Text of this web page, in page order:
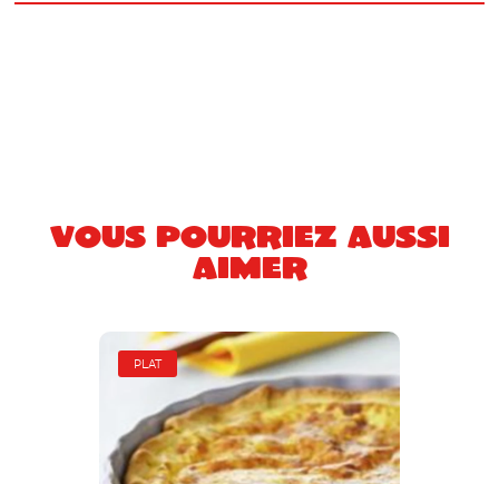
Vous pourriez aussi
aimer
PLAT